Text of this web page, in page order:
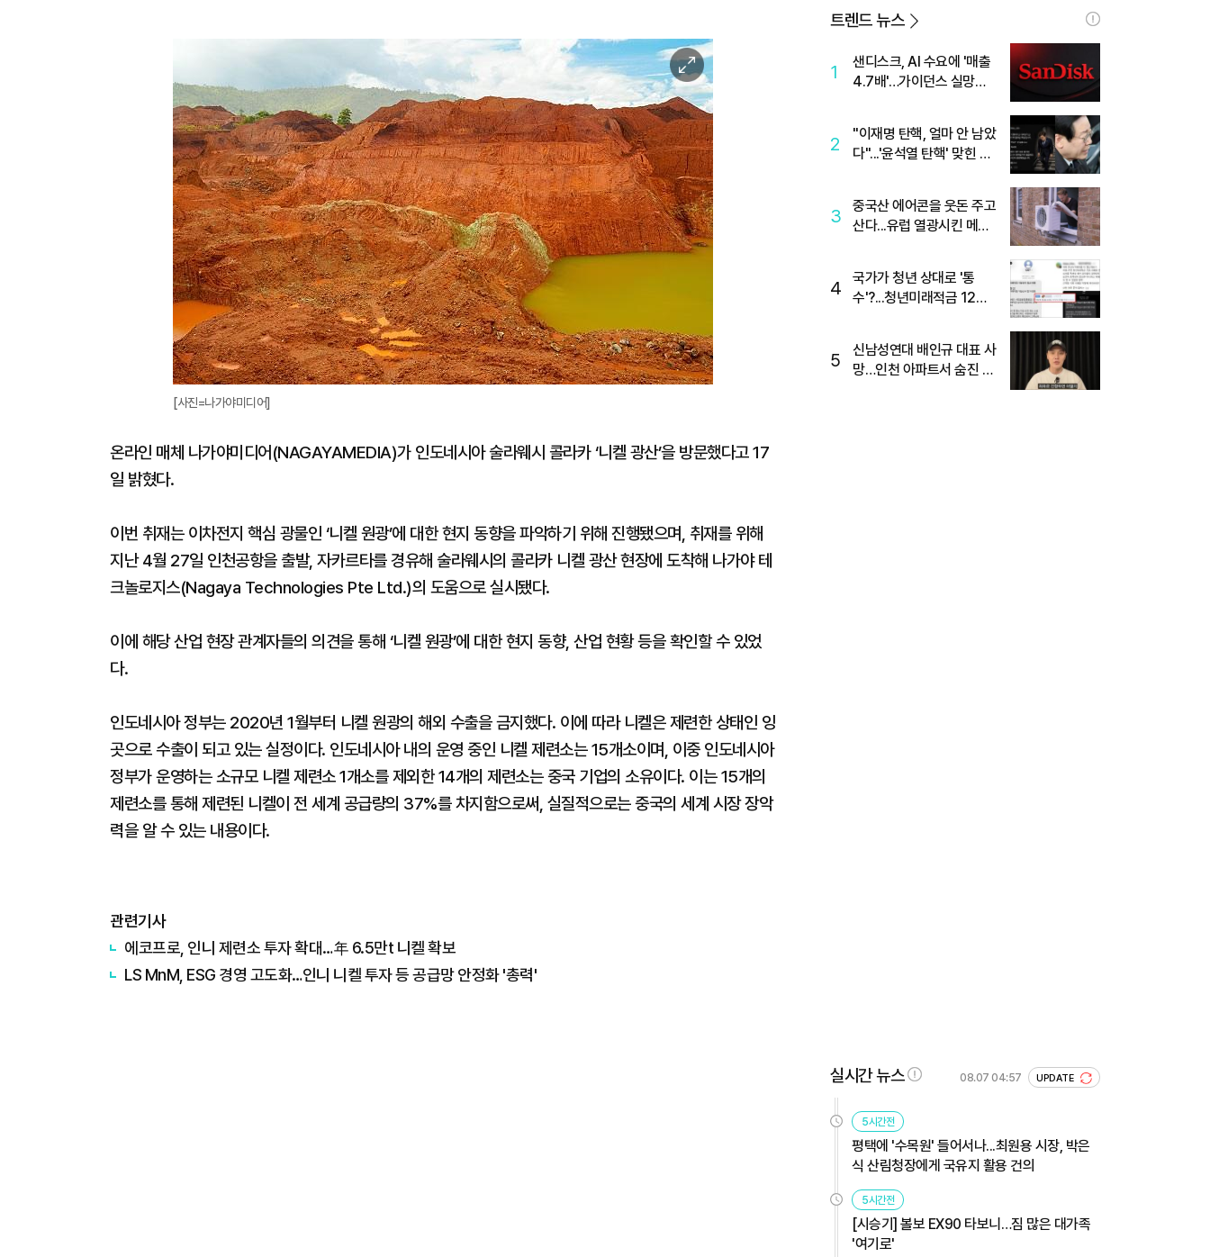
이
미
지
확
대
[사진=나가야미디어]
온라인 매체 나가야미디어(NAGAYAMEDIA)가 인도네시아 술라웨시 콜라카 ‘니켈 광산’을 방문했다고 17
일 밝혔다.
이번 취재는 이차전지 핵심 광물인 ‘니켈 원광’에 대한 현지 동향을 파악하기 위해 진행됐으며, 취재를 위해
지난 4월 27일 인천공항을 출발, 자카르타를 경유해 술라웨시의 콜라카 니켈 광산 현장에 도착해 나가야 테
크놀로지스(Nagaya Technologies Pte Ltd.)의 도움으로 실시됐다.
이에 해당 산업 현장 관계자들의 의견을 통해 ‘니켈 원광’에 대한 현지 동향, 산업 현황 등을 확인할 수 있었
다.
인도네시아 정부는 2020년 1월부터 니켈 원광의 해외 수출을 금지했다. 이에 따라 니켈은 제련한 상태인 잉
곳으로 수출이 되고 있는 실정이다. 인도네시아 내의 운영 중인 니켈 제련소는 15개소이며, 이중 인도네시아
정부가 운영하는 소규모 니켈 제련소 1개소를 제외한 14개의 제련소는 중국 기업의 소유이다. 이는 15개의
제련소를 통해 제련된 니켈이 전 세계 공급량의 37%를 차지함으로써, 실질적으로는 중국의 세계 시장 장악
력을 알 수 있는 내용이다.
관련기사
에코프로, 인니 제련소 투자 확대…年 6.5만t 니켈 확보
LS MnM, ESG 경영 고도화…인니 니켈 투자 등 공급망 안정화 '총력'
트렌드 뉴스
1
샌디스크, AI 수요에 '매출
4.7배'…가이던스 실망에
2
"이재명 탄핵, 얼마 안 남았
다"...'윤석열 탄핵' 맞힌 무
3
중국산 에어콘을 웃돈 주고
산다...유럽 열광시킨 메이
4
국가가 청년 상대로 '통
수'?...청년미래적금 12%
5
신남성연대 배인규 대표 사
망…인천 아파트서 숨진 채
실시간 뉴스 08.07 04:57 UPDATE
5시간전
평택에 '수목원' 들어서나...최원용 시장, 박은
식 산림청장에게 국유지 활용 건의
5시간전
[시승기] 볼보 EX90 타보니…짐 많은 대가족
'여기로'